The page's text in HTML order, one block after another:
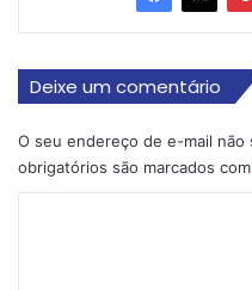
Deixe um comentário
O seu endereço de e-mail não
obrigatórios são marcados com